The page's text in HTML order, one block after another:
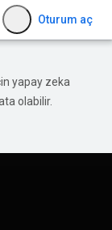
Oturum aç
yapay zeka
olabilir.